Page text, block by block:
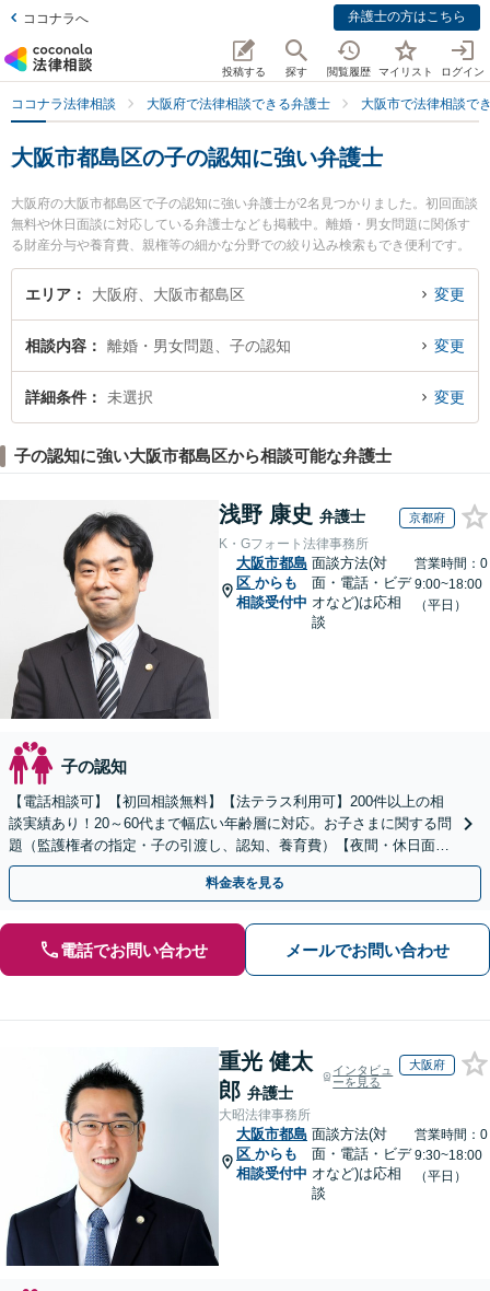
ココナラへ 弁護士の方はこちら
投稿する 探す 閲覧履歴 マイリスト ログイン
ココナラ法律相談 大阪府で法律相談できる弁護士 大阪市で法律相談で
大阪市都島区の子の認知に強い弁護士
大阪府の大阪市都島区で子の認知に強い弁護士が2名見つかりました。初回面談
無料や休日面談に対応している弁護士なども掲載中。離婚・男女問題に関係す
る財産分与や養育費、親権等の細かな分野での絞り込み検索もでき便利です。
特に友渕・希法律事務所の村本 健司弁護士や都島法律事務所の松浦 宏彰弁護士
のプロフィール情報や弁護士費用、強みなどが注目されています。『大阪市都
回相談無料で子の認知を法律相談できる大阪市都島区内の弁護士に相談予約し
たい』などでお困りの相談者さんにおすすめです。
エリア 大阪府、大阪市都島区 変更
相談内容 離婚・男女問題、子の認知 変更
詳細条件 未選択 変更
子の認知に強い大阪市都島区から相談可能な弁護士
浅野 康史 弁護士 京都府
K・Gフォート法律事務所
大阪市都島
区 からも
相談受付中
面談方法(対
面・電話・ビデ
オなど)は応相
談
営業時間：0
9:00~18:00
（平日）
子の認知
【電話相談可】【初回相談無料】【法テラス利用可】200件以上の相
談実績あり！20～60代まで幅広い年齢層に対応。お子さまに関する問
題（監護権者の指定・子の引渡し、認知、養育費）【夜間・休日面談
可】【完全個室】【子連れ相談可】【丸太町駅6分】
料金表を見る
電話でお問い合わせ メールでお問い合わせ
重光 健太
郎 弁護士
インタビュ
ーを見る
大阪府
大昭法律事務所
大阪市都島
区 からも
相談受付中
面談方法(対
面・電話・ビデ
オなど)は応相
談
営業時間：0
9:30~18:00
（平日）